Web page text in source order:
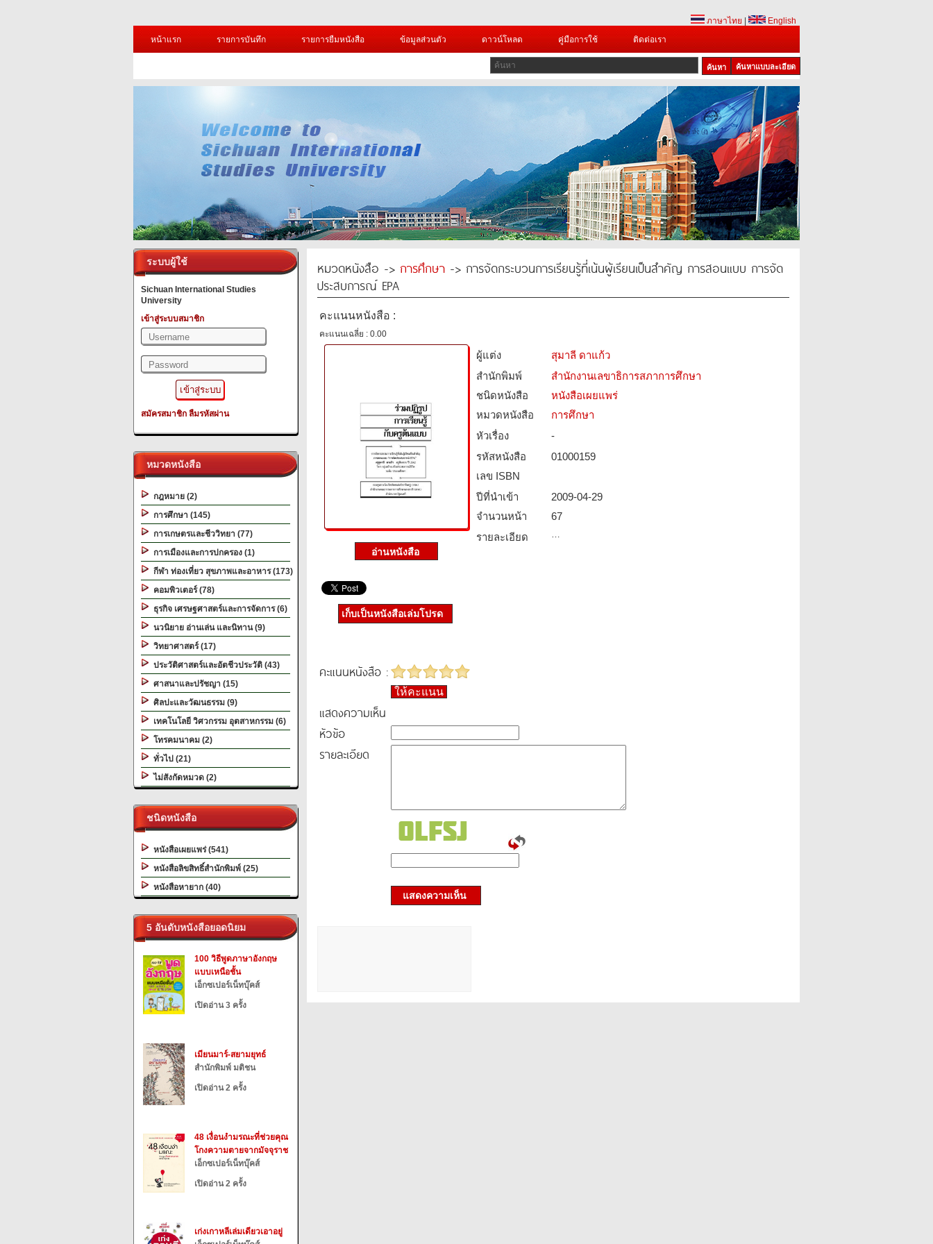
ภาษาไทย
English
หน้าแรก
รายการบันทึก รายการยืมหนังสือ ข้อมูลส่วนตัว ดาวน์โหลด คู่มือการใช้ ติดต่อเรา
ค้นหาแบบละเอียด
ระบบผู้ใช้
Sichuan International Studies
University
เข้าสู่ระบบสมาชิก
สมัครสมาชิก ลืมรหัสผ่าน
หมวดหนังสือ
กฎหมาย (2)
การศึกษา (145)
การเกษตรและชีววิทยา (77)
การเมืองและการปกครอง (1)
กีฬา ท่องเที่ยว สุขภาพและอาหาร (173)
คอมพิวเตอร์ (78)
ธุรกิจ เศรษฐศาสตร์และการจัดการ (6)
นวนิยาย อ่านเล่น และนิทาน (9)
วิทยาศาสตร์ (17)
ประวัติศาสตร์และอัตชีวประวัติ (43)
ศาสนาและปรัชญา (15)
ศิลปะและวัฒนธรรม (9)
เทคโนโลยี วิศวกรรม อุตสาหกรรม (6)
โทรคมนาคม (2)
ทั่วไป (21)
ไม่สังกัดหมวด (2)
ชนิดหนังสือ
หนังสือเผยแพร่ (541)
หนังสือลิขสิทธิ์สำนักพิมพ์ (25)
หนังสือหายาก (40)
5 อันดับหนังสือยอดนิยม
100 วิธีพูดภาษาอังกฤษ
แบบเหนือชั้น
เอ็กซเปอร์เน็ทบุ๊คส์
เปิดอ่าน 3 ครั้ง
เมียนมาร์-สยามยุทธ์
สำนักพิมพ์ มติชน
เปิดอ่าน 2 ครั้ง
48 เงื่อนงำมรณะที่ช่วยคุณ
โกงความตายจากมัจจุราช
เอ็กซเปอร์เน็ทบุ๊คส์
เปิดอ่าน 2 ครั้ง
เก่งเกาหลีเล่มเดียวเอาอยู่
หมวดหนังสือ -> การศึกษา -> การจัดกระบวนการเรียนรู้ที่เน้นผู้เรียนเป็นสำคัญ การสอนแบบ การจัด
ประสบการณ์ EPA
คะแนนหนังสือ :
คะแนนเฉลี่ย : 0.00
ผู้แต่ง
สุมาลี ดาแก้ว
สำนักพิมพ์
สำนักงานเลขาธิการสภาการศึกษา
ชนิดหนังสือ­
หนังสือเผยแพร่
หมวดหนังสือ­
การศึกษา
หัวเรื่อง
-
รหัสหนังสือ­
01000159
เลข ISBN
ปีที่นำเข้า
2009-04-29
จำนวนหน้า
67
รายละเอียด
…
เก็บเป็นหนังสือเล่มโปรด
คะแนนหนังสือ :
ให้คะแนน
แสดงความเห็น
หัวข้อ
รายละเอียด
แสดงความเห็น